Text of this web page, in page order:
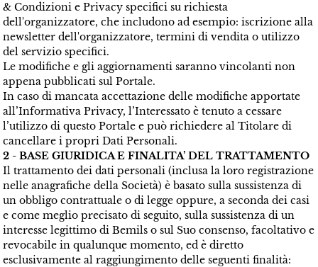
& Condizioni e Privacy specifici su richiesta
dell'organizzatore, che includono ad esempio: iscrizione alla
newsletter dell'organizzatore, termini di vendita o utilizzo
del servizio specifici.
Le modifiche e gli aggiornamenti saranno vincolanti non
appena pubblicati sul Portale.
In caso di mancata accettazione delle modifiche apportate
all’Informativa Privacy, l’Interessato è tenuto a cessare
l’utilizzo di questo Portale e può richiedere al Titolare di
cancellare i propri Dati Personali.
2 - BASE GIURIDICA E FINALITA’ DEL TRATTAMENTO
Il trattamento dei dati personali (inclusa la loro registrazione
nelle anagrafiche della Società) è basato sulla sussistenza di
un obbligo contrattuale o di legge oppure, a seconda dei casi
e come meglio precisato di seguito, sulla sussistenza di un
interesse legittimo di Bemils o sul Suo consenso, facoltativo e
revocabile in qualunque momento, ed è diretto
esclusivamente al raggiungimento delle seguenti finalità: